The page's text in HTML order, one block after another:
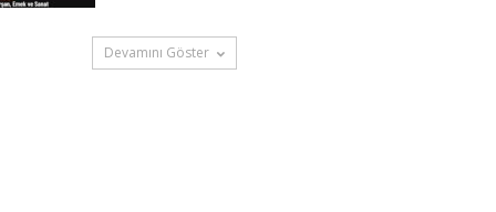
Devamını Göster